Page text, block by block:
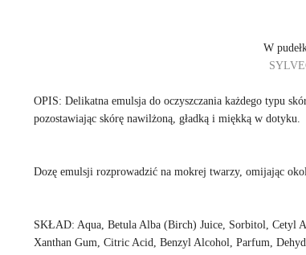
W
OPIS: Delikatna emulsja do oczyszczania każdego typu
pozostawiając skórę nawilżoną, gładką i miękką w dotyku.
Dozę emulsji rozprowadzić na mokrej twarzy, omijając
SKŁAD: Aqua, Betula Alba (Birch) Juice, Sorbitol, Cetyl
Xanthan Gum, Citric Acid, Benzyl Alcohol, Parfum,